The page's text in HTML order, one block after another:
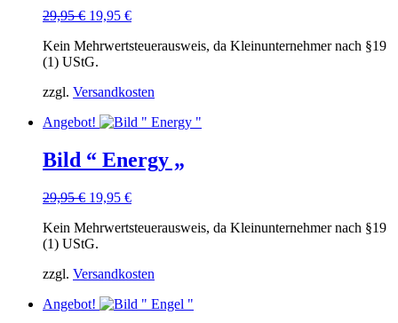
29,95€ Ursprünglicher
war:
29,95 €
19,95 €Aktueller
ist:
Kein Mehrwertsteuerausweis, da Kleinunternehmer nach §19
(1) UStG.
zzgl. Versandkosten
Angebot!
Bild “ Energy „
29,95€ Ursprünglicher
war:
29,95 €
19,95 €Aktueller
ist:
Kein Mehrwertsteuerausweis, da Kleinunternehmer nach §19
(1) UStG.
zzgl. Versandkosten
Angebot!